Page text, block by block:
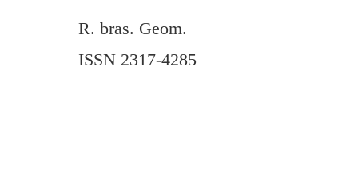
R. bras. Geom.
ISSN 2317-4285